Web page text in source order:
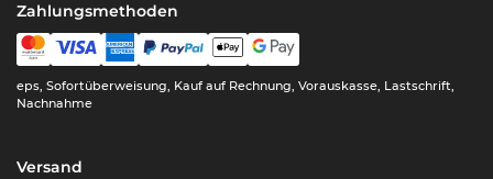
Zahlungsmethoden
eps, Sofortüberweisung, Kauf auf Rechnung, Vorauskasse, Lastschrift,
Nachnahme
Versand